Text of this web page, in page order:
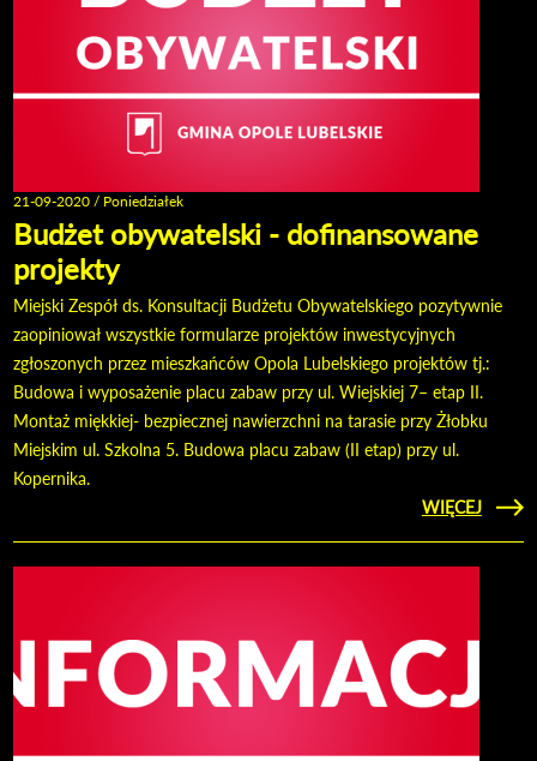
21-09-2020 / Poniedziałek
Budżet obywatelski - dofinansowane
projekty
Miejski Zespół ds. Konsultacji Budżetu Obywatelskiego pozytywnie
zaopiniował wszystkie formularze projektów inwestycyjnych
zgłoszonych przez mieszkańców Opola Lubelskiego projektów tj.:
Budowa i wyposażenie placu zabaw przy ul. Wiejskiej 7– etap II.
Montaż miękkiej- bezpiecznej nawierzchni na tarasie przy Żłobku
Miejskim ul. Szkolna 5. Budowa placu zabaw (II etap) przy ul.
Kopernika.
CZYTAJ
WIĘCEJ